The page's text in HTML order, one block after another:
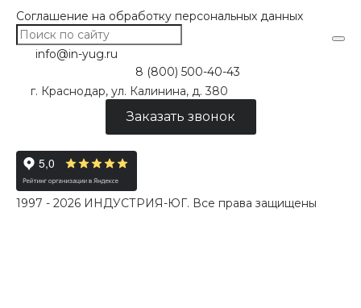
Соглашение на обработку персональных данных
info@in-yug.ru
8 (800) 500-40-43
г. Краснодар, ул. Калинина, д. 380
Заказать звонок
1997 - 2026 ИНДУСТРИЯ-ЮГ. Все права защищены